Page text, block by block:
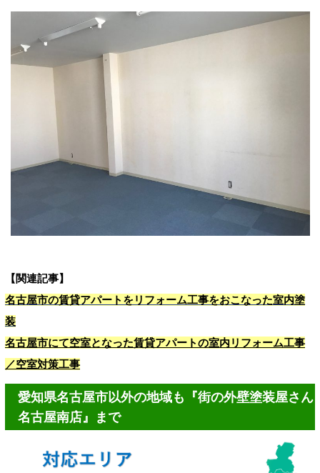
【関連記事】
名古屋市の賃貸アパートをリフォーム工事をおこなった室内塗
装
名古屋市にて空室となった賃貸アパートの室内リフォーム工事
／空室対策工事
愛知県名古屋市以外の地域も『街の外壁塗装屋さん
名古屋南店』まで